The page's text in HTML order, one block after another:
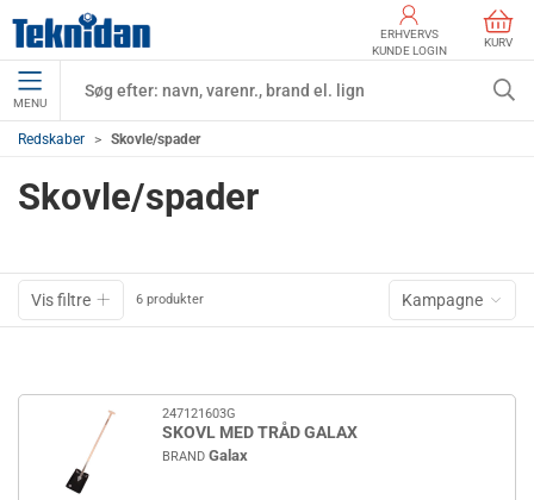
ERHVERVS
KUNDE LOGIN
KURV
MENU
Redskaber Skovle/spader
Skovle/spader
Vis filtre 6 produkter Kampagne
247121603G
SKOVL MED TRÅD GALAX
BRAND Galax